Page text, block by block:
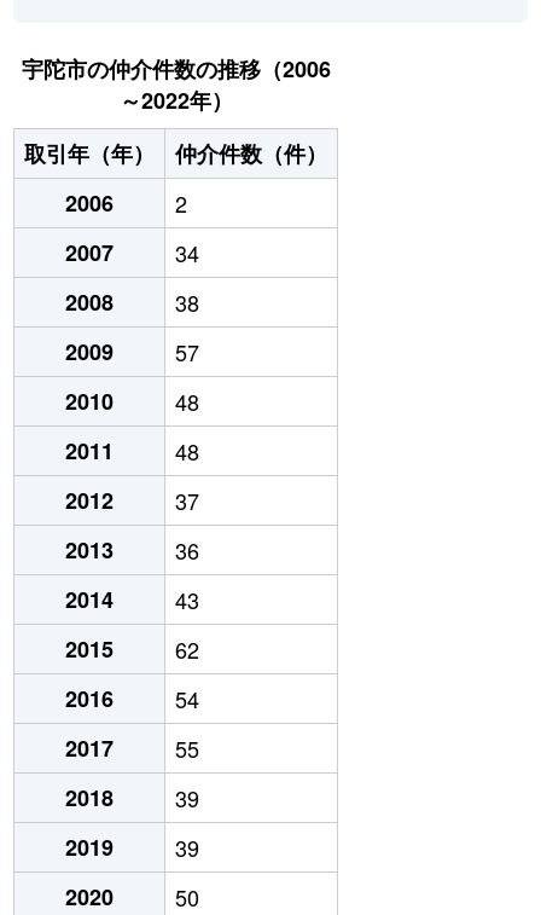
宇陀市の仲介件数の推移（2006
～2022年）
取引年（年）
仲介件数（件）
2006
2
2007
34
2008
38
2009
57
2010
48
2011
48
2012
37
2013
36
2014
43
2015
62
2016
54
2017
55
2018
39
2019
39
2020
50